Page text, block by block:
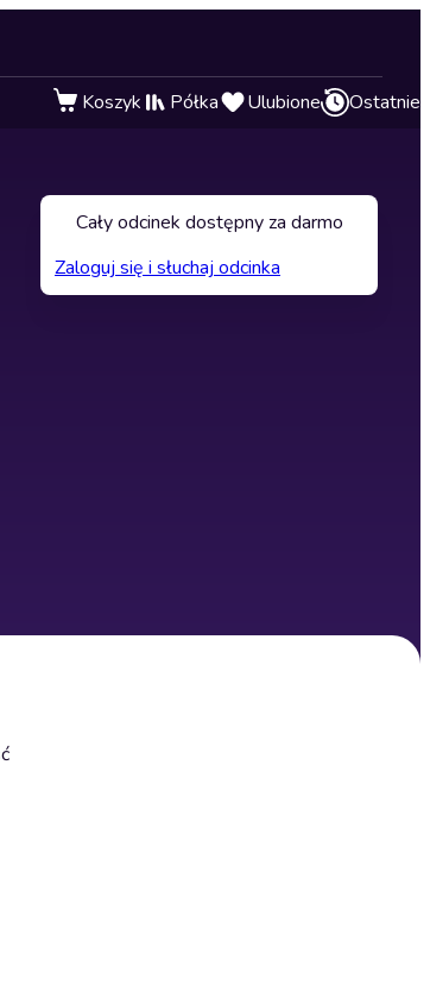
Koszyk Półka Ulubione Ostatnie
Cały odcinek dostępny za darmo
Zaloguj się i słuchaj odcinka